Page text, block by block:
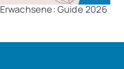
Guide 2026